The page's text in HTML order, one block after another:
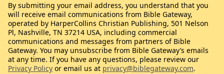
By submitting your email address, you understand that you
will receive email communications from Bible Gateway,
operated by HarperCollins Christian Publishing, 501 Nelson
Pl, Nashville, TN 37214 USA, including commercial
communications and messages from partners of Bible
Gateway. You may unsubscribe from Bible Gateway’s emails
at any time. If you have any questions, please review our
Privacy Policy or email us at privacy@biblegateway.com.